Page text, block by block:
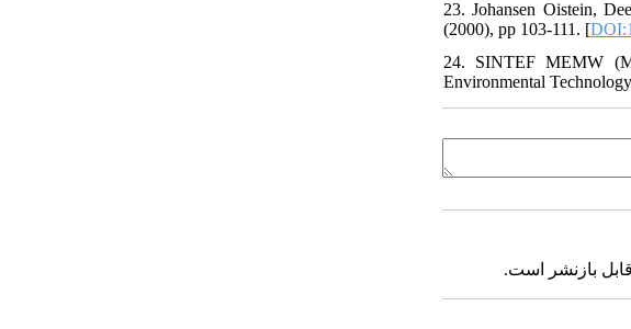
23. Johansen Oistein,
(2000), pp 103-111. [
24. SINTEF MEMW
Environmental
بازنشر است.